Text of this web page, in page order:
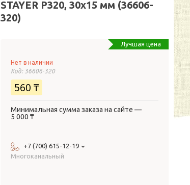
STAYER P320, 30х15 мм (36606-
320)
Лучшая цена
Нет в наличии
Код: 36606-320
560 ₸
Минимальная сумма заказа на сайте —
5 000 ₸
+7 (700) 615-12-19
Многоканальный